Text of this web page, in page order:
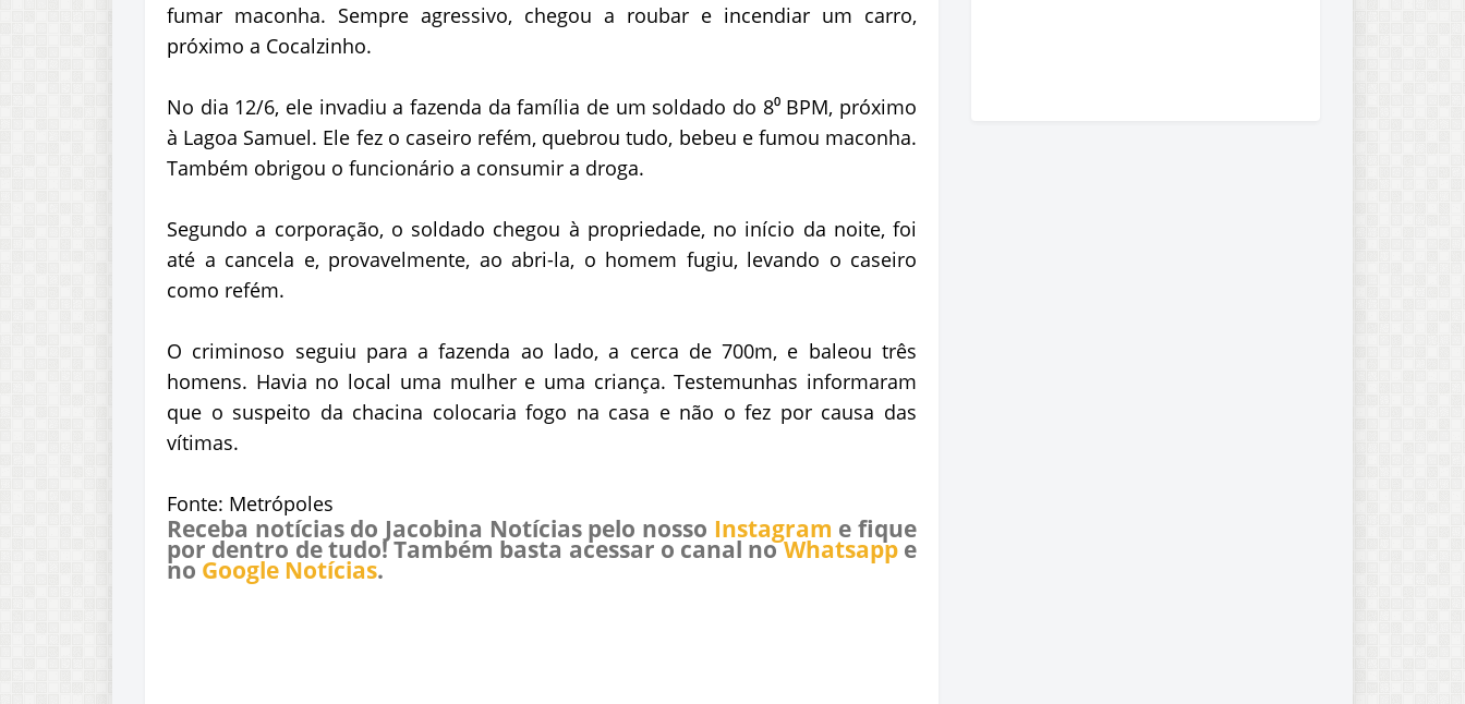
fumar maconha. Sempre agressivo, chegou a roubar e incendiar um carro,
próximo a Cocalzinho.
No dia 12/6, ele invadiu a fazenda da família de um soldado do 8⁰ BPM, próximo
à Lagoa Samuel. Ele fez o caseiro refém, quebrou tudo, bebeu e fumou maconha.
Também obrigou o funcionário a consumir a droga.
Segundo a corporação, o soldado chegou à propriedade, no início da noite, foi
até a cancela e, provavelmente, ao abri-la, o homem fugiu, levando o caseiro
como refém.
O criminoso seguiu para a fazenda ao lado, a cerca de 700m, e baleou três
homens. Havia no local uma mulher e uma criança. Testemunhas informaram
que o suspeito da chacina colocaria fogo na casa e não o fez por causa das
vítimas.
Fonte: Metrópoles
Receba notícias do Jacobina Notícias pelo nosso Instagram e fique
por dentro de tudo! Também basta acessar o canal noWhatsappe
no Google Notícias.